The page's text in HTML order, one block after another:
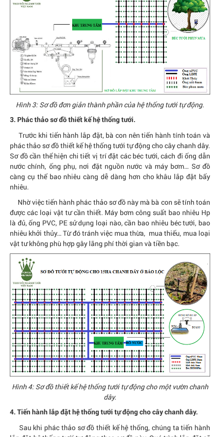
Hình 3: Sơ đồ đơn giản thành phần của hệ thống tưới tự động.
3. Phác thảo sơ đồ thiết kế hệ thống tưới.
Trước khi tiến hành lắp đặt, bà con nên tiến hành tính toán và
phác thảo sơ đồ thiết kế hệ thống tưới tự động cho cây chanh dây.
Sơ đồ cần thể hiện chi tiết vị trí đặt các béc tưới, cách đi ống dẫn
nước chính, ống phụ, nơi đặt nguồn nước và máy bơm… Sơ đồ
càng cụ thể bao nhiêu càng dễ dàng hơn cho khâu lắp đặt bấy
nhiêu.
Nhờ việc tiến hành phác thảo sơ đồ này mà bà con sẽ tính toán
được các loại vật tư cần thiết. Máy bơm công suất bao nhiêu Hp
là đủ, ống PVC, PE sử dụng loại nào, cần bao nhiêu béc tưới, bao
nhiêu khởi thủy… Từ đó tránh việc mua thừa, mua thiếu, mua loại
vật tư không phù hợp gây lãng phí thời gian và tiền bạc.
Hình 4: Sơ đồ thiết kế hệ thống tưới tự động cho một vườn chanh
dây.
4. Tiến hành lắp đặt hệ thống tưới tự động cho cây chanh dây.
Sau khi phác thảo sơ đồ thiết kế hệ thống, chúng ta tiến hành